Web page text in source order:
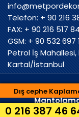
Telefon: + 90 216
FAX: + 90 216 517
GSM: + 90 532 697
Petrol İş
Kartal/İstanbul
2005 - 2025
Dış cephe
0 216 387 46